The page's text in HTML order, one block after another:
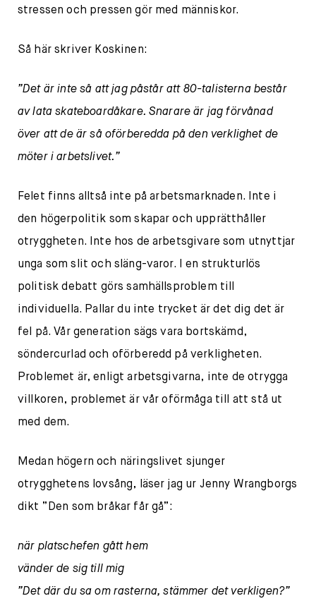
stressen och pressen gör med människor.
Så här skriver Koskinen:
”Det är inte så att jag påstår att 80-talisterna består
av lata skateboardåkare. Snarare är jag förvånad
över att de är så oförberedda på den verklighet de
möter i arbetslivet.”
Felet finns alltså inte på arbetsmarknaden. Inte i
den högerpolitik som skapar och upprätthåller
otryggheten. Inte hos de arbetsgivare som utnyttjar
unga som slit och släng-varor. I en strukturlös
politisk debatt görs samhällsproblem till
individuella. Pallar du inte trycket är det dig det är
fel på. Vår generation sägs vara bortskämd,
söndercurlad och oförberedd på verkligheten.
Problemet är, enligt arbetsgivarna, inte de otrygga
villkoren, problemet är vår oförmåga till att stå ut
med dem.
Medan högern och näringslivet sjunger
otrygghetens lovsång, läser jag ur Jenny Wrangborgs
dikt ”Den som bråkar får gå”:
när platschefen gått hem
vänder de sig till mig
”Det där du sa om rasterna, stämmer det verkligen?”